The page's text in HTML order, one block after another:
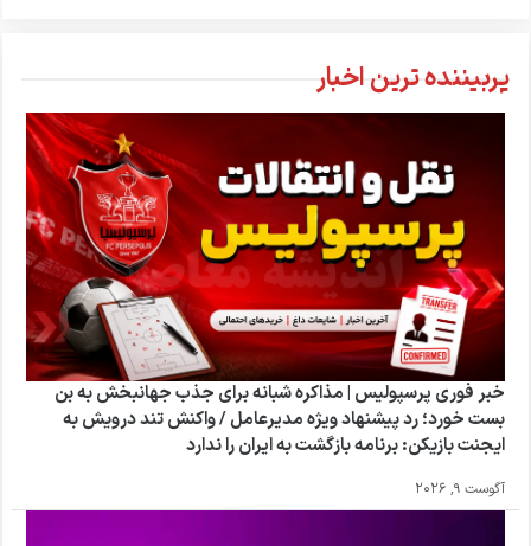
پربیننده ترین اخبار
خبر فوری پرسپولیس | مذاکره شبانه برای جذب جهانبخش به بن‌
بست خورد؛ رد پیشنهاد ویژه مدیرعامل / واکنش تند درویش به
ایجنت بازیکن: برنامه بازگشت به ایران را ندارد
آگوست 9, 2026